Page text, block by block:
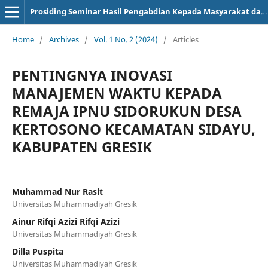
Prosiding Seminar Hasil Pengabdian Kepada Masyarakat dan Kuliah Kerja Nyata
Home / Archives / Vol. 1 No. 2 (2024) / Articles
PENTINGNYA INOVASI
MANAJEMEN WAKTU KEPADA
REMAJA IPNU SIDORUKUN DESA
KERTOSONO KECAMATAN SIDAYU,
KABUPATEN GRESIK
Muhammad Nur Rasit
Universitas Muhammadiyah Gresik
Ainur Rifqi Azizi Rifqi Azizi
Universitas Muhammadiyah Gresik
Dilla Puspita
Universitas Muhammadiyah Gresik